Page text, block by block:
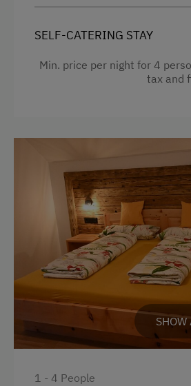
Themed Walks & Nature
Public Outdoor Pool
Guided Alpine Hikes
Running Routes
Climbing
Via Ferrata
Ziplining & Climbing in the
Horse-Drawn Carriage Rides
Live Entertainment
National Park
Double
Bunk bed
SELF-CATERING STAY
Min. price per night for 4
tax and
SHOW
1 - 4 People